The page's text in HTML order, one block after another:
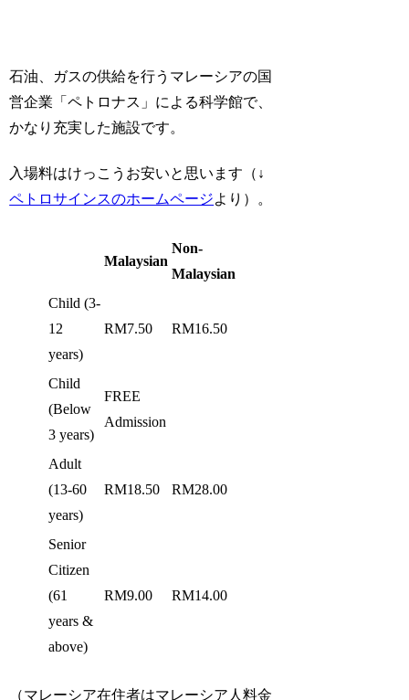
石油、ガスの供給を行うマレーシアの国
営企業「ペトロナス」による科学館で、
かなり充実した施設です。
入場料はけっこうお安いと思います（↓
ペトロサインスのホームページより）。
Malaysian
Non-
Malaysian
Child (3-
12
years)
RM7.50 RM16.50
Child
(Below
3 years)
FREE
Admission
Adult
(13-60
years)
RM18.50 RM28.00
Senior
Citizen
(61
years &
above)
RM9.00 RM14.00
（マレーシア在住者はマレーシア人料金